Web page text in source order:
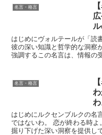
名言・格言
はじめにヴォルテールが「読
彼の深い知識と哲学的な洞察
強調するこの名言は、情報の
名言・格言
はじめにルクセンブルクの名
ではないわ。 恋が終わる時
掘り下げた深い洞察を提供し